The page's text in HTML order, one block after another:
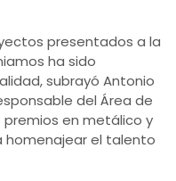
presentados a la
ha sido
subrayó Antonio
del Área de
premios en metálico y
homenajear el talento